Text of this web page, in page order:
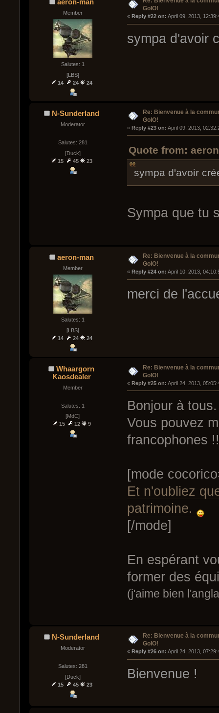
aeron-man
Member
Salutes: 1
[LBS]
14
24 24
GoIO!
« Reply #22 on: April 09, 2013,
sympa d'avoir
N-Sunderland
Moderator
Salutes: 281
[Duck]
15
45 23
Re: Bienvenue à la
GoIO!
« Reply #23 on: April 09, 2013,
Quote from:
sympa d'avoir
Sympa que tu
aeron-man
Member
Salutes: 1
[LBS]
14
24 24
Re: Bienvenue à la
GoIO!
« Reply #24 on: April 10, 2013,
merci de
Whaargorn
Kaosdealer
Member
Salutes: 1
[MdC]
15
12 9
Re: Bienvenue à la
GoIO!
« Reply #25 on: April 24, 2013,
Bonjour à tous.
Vous pouvez
francophones
[mode
Et n'oubliez
patrimoine.
[/mode]
En espérant
former des
(j'aime bien
N-Sunderland
Moderator
Salutes: 281
[Duck]
15
45 23
Re: Bienvenue à la
GoIO!
« Reply #26 on: April 24, 2013,
Bienvenue !